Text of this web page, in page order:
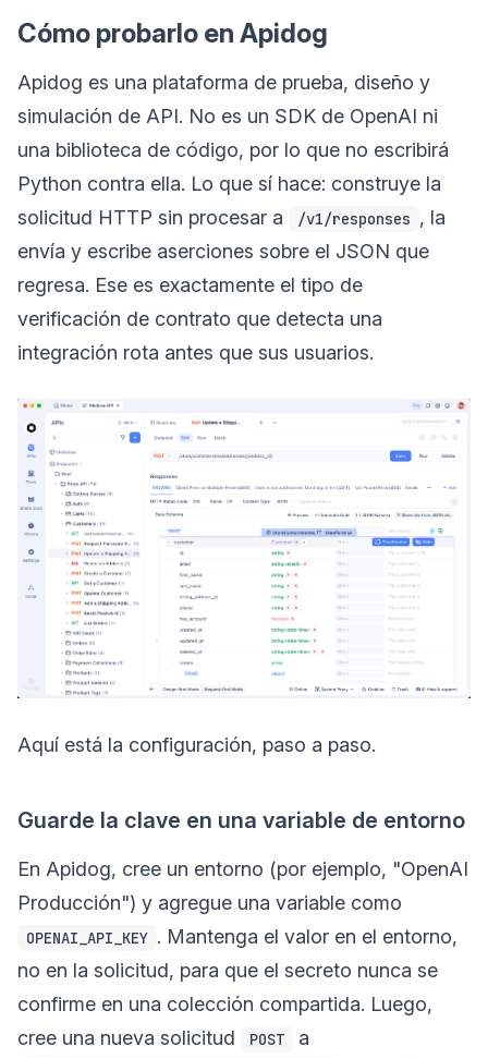
Cómo probarlo en Apidog
Apidog es una plataforma de prueba, diseño y
simulación de API. No es un SDK de OpenAI ni
una biblioteca de código, por lo que no escribirá
Python contra ella. Lo que sí hace: construye la
solicitud HTTP sin procesar a
/v1/responses , la
envía y escribe aserciones sobre el JSON que
regresa. Ese es exactamente el tipo de
verificación de contrato que detecta una
integración rota antes que sus usuarios.
Aquí está la configuración, paso a paso.
Guarde la clave en una variable de entorno
En Apidog, cree un entorno (por ejemplo, "OpenAI
Producción") y agregue una variable como
OPENAI_API_KEY . Mantenga el valor en el entorno,
no en la solicitud, para que el secreto nunca se
confirme en una colección compartida. Luego,
cree una nueva solicitud
POST a